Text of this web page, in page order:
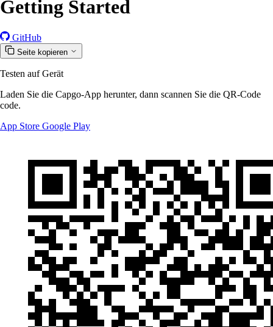
Getting Started
GitHub
Seite kopieren
Testen auf Gerät
Laden Sie die Capgo-App herunter, dann scannen Sie die QR-Code
code.
App Store Google Play